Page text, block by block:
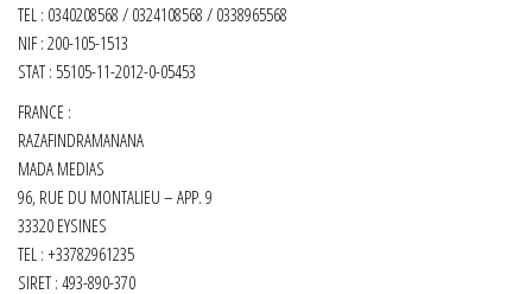
TEL : 0340208568 / 0324108568 / 0338965568
NIF : 200-105-1513
STAT : 55105-11-2012-0-05453
FRANCE :
RAZAFINDRAMANANA
MADA MEDIAS
96, RUE DU MONTALIEU – APP. 9
33320 EYSINES
TEL : +33782961235
SIRET : 493-890-370